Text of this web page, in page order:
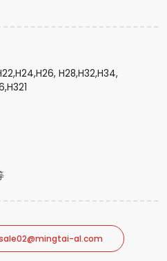
H28,H32,H34,
al.com